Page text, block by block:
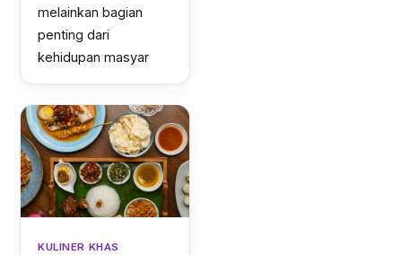
melainkan bagian
penting dari
kehidupan masyar
KULINER KHAS